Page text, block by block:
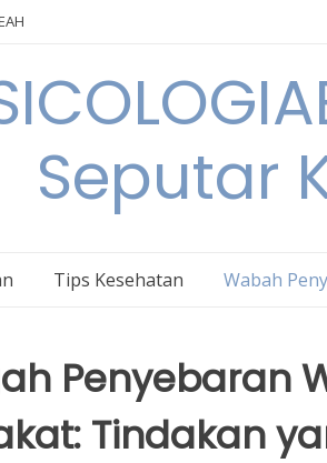
Seputar
Tips Kesehatan Wabah
Penyebaran
Tindakan